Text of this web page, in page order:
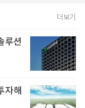
더보기
루션
자해